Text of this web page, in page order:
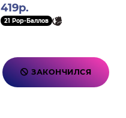
419р.
21 Pop-Баллов
ЗАКОНЧИЛСЯ